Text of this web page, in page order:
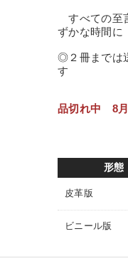
すべての至
ずかな時間に
◎２冊までは
す
品切れ中 8月
形態
皮革版
ビニール版